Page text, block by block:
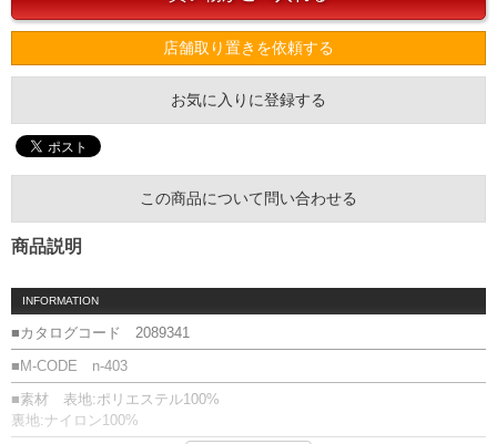
店舗取り置きを依頼する
お気に入りに登録する
この商品について問い合わせる
商品説明
INFORMATION
■カタログコード 2089341
■M-CODE n-403
■素材 表地:ポリエステル100%
裏地:ナイロン100%